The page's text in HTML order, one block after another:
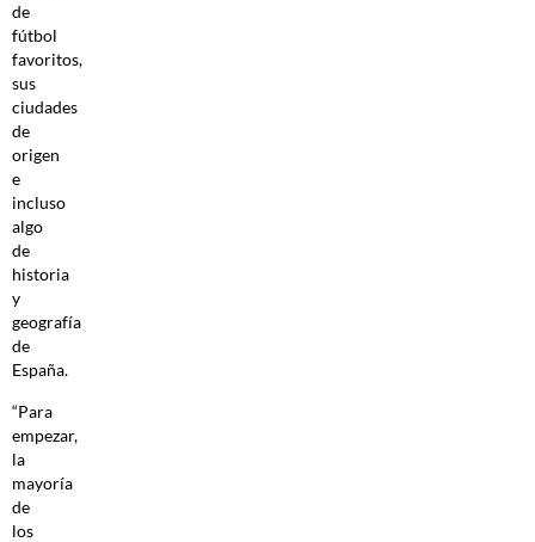
de
fútbol
favoritos,
sus
ciudades
de
origen
e
incluso
algo
de
historia
y
geografía
de
España.
“Para
empezar,
la
mayoría
de
los